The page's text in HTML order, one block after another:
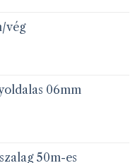
Ft
vég
06mm
50m-es